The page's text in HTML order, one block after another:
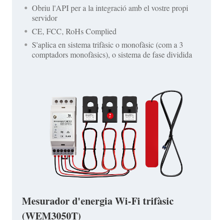
Obriu l'API per a la integració amb el vostre propi
servidor
CE, FCC, RoHs Complied
S'aplica en sistema trifàsic o monofàsic (com a 3
comptadors monofàsics), o sistema de fase dividida
Mesurador d'energia Wi-Fi trifàsic
(WEM3050T)